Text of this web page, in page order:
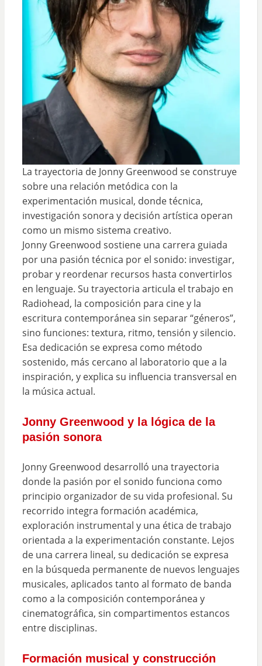
La trayectoria de Jonny Greenwood se construye
sobre una relación metódica con la
experimentación musical, donde técnica,
investigación sonora y decisión artística operan
como un mismo sistema creativo.
Jonny Greenwood sostiene una carrera guiada
por una pasión técnica por el sonido: investigar,
probar y reordenar recursos hasta convertirlos
en lenguaje. Su trayectoria articula el trabajo en
Radiohead, la composición para cine y la
escritura contemporánea sin separar “géneros”,
sino funciones: textura, ritmo, tensión y silencio.
Esa dedicación se expresa como método
sostenido, más cercano al laboratorio que a la
inspiración, y explica su influencia transversal en
la música actual.
Jonny Greenwood y la lógica de la
pasión sonora
Jonny Greenwood desarrolló una trayectoria
donde la pasión por el sonido funciona como
principio organizador de su vida profesional. Su
recorrido integra formación académica,
exploración instrumental y una ética de trabajo
orientada a la experimentación constante. Lejos
de una carrera lineal, su dedicación se expresa
en la búsqueda permanente de nuevos lenguajes
musicales, aplicados tanto al formato de banda
como a la composición contemporánea y
cinematográfica, sin compartimentos estancos
entre disciplinas.
Formación musical y construcción